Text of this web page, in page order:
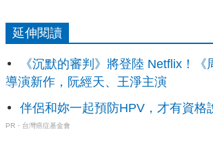
延伸閱讀
《沉默的審判》將登陸 Netflix！《
導演新作，阮經天、王淨主演
伴侶和妳一起預防HPV，才有資格
PR・台灣癌症基金會